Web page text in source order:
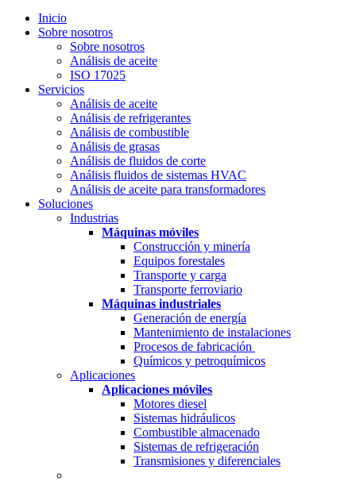
Inicio
Sobre nosotros
Sobre nosotros
Análisis de aceite
ISO 17025
Servicios
Análisis de aceite
Análisis de refrigerantes
Análisis de combustible
Análisis de grasas
Análisis de fluidos de corte
Análisis fluidos de sistemas HVAC
Análisis de aceite para transformadores
Soluciones
Industrias
Máquinas móviles
Construcción y minería
Equipos forestales
Transporte y carga
Transporte ferroviario
Máquinas industriales
Generación de energía
Mantenimiento de instalaciones
Procesos de fabricación
Químicos y petroquímicos
Aplicaciones
Aplicaciones móviles
Motores diesel
Sistemas hidráulicos
Combustible almacenado
Sistemas de refrigeración
Transmisiones y diferenciales